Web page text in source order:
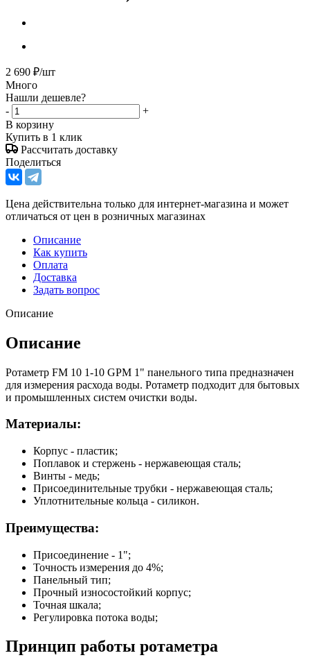
2 690 ₽/шт
Много
Нашли дешевле?
-
+
В корзину
Купить в 1 клик
Рассчитать доставку
Поделиться
Цена действительна только для интернет-магазина и может
отличаться от цен в розничных магазинах
Описание
Как купить
Оплата
Доставка
Задать вопрос
Описание
Описание
Ротаметр FM 10 1-10 GPM 1" панельного типа предназначен
для измерения расхода воды. Ротаметр подходит для бытовых
и промышленных систем очистки воды.
Материалы:
Корпус - пластик;
Поплавок и стержень - нержавеющая сталь;
Винты - медь;
Присоединительные трубки - нержавеющая сталь;
Уплотнительные кольца - силикон.
Преимущества:
Присоединение - 1";
Точность измерения до 4%;
Панельный тип;
Прочный износостойкий корпус;
Точная шкала;
Регулировка потока воды;
Принцип работы ротаметра